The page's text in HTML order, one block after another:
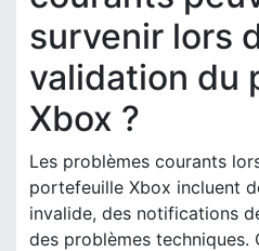
survenir lors
validation du
Xbox ?
Les problèmes courants
portefeuille Xbox incluent
invalide, des notifications
des problèmes techniques.